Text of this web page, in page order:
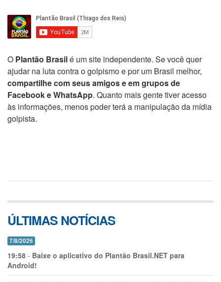
O Plantão Brasilé um site independente. Se você quer
ajudar na luta contra o golpismo e por um Brasil melhor,
compartilhe com seus amigos e em grupos de
Facebook e WhatsApp. Quanto mais gente tiver acesso
às informações, menos poder terá a manipulação da mídia
golpista.
ÚLTIMAS NOTÍCIAS
7/8/2026
19:58 - Baixe o aplicativo do Plantão Brasil.NET para
Android!